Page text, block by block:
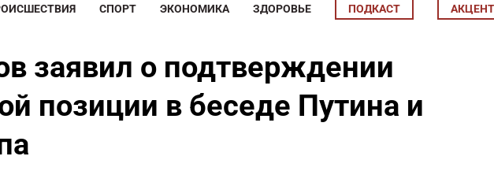
СПОРТ ЭКОНОМИКА ЗДОРОВЬЕ ПОДКАСТ АКЦЕНТ
заявил о подтверждении
позиции в беседе Путина и